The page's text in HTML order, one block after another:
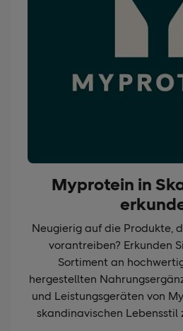
Myprotein in
Neugierig auf die Produkte,
vorantreiben? Erkunden
Sortiment an
hergestellten
und Leistungsgeräten von
skandinavischen Lebensstil